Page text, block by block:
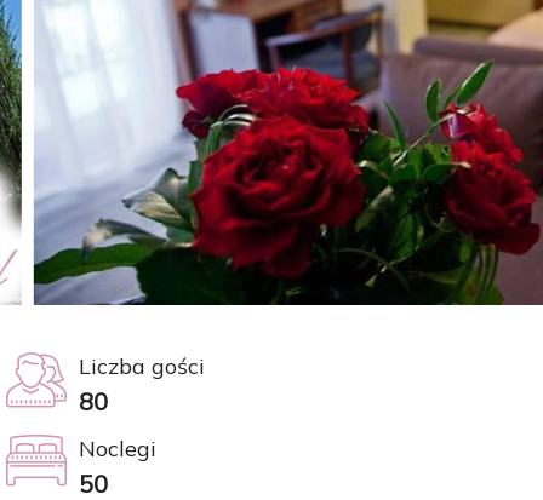
Liczba gości
80
Noclegi
50